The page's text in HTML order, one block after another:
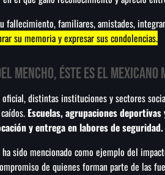
fallecimiento, familiares, amistades,
su memoria y expresar sus condolencias.
Mencho, éste es el mexicano
oficial, distintas instituciones y sectores
Escuelas, agrupaciones
y entrega en labores de seguridad.
ha sido mencionado como ejemplo del
de quienes forman parte de las